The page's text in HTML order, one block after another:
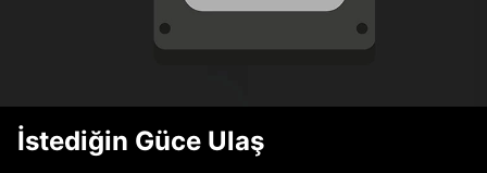
İstediğin Güce Ulaş